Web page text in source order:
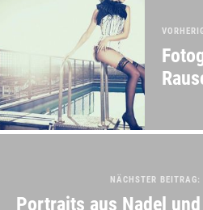
NÄCHSTER BEITRAG:
Portraits aus Nadel und